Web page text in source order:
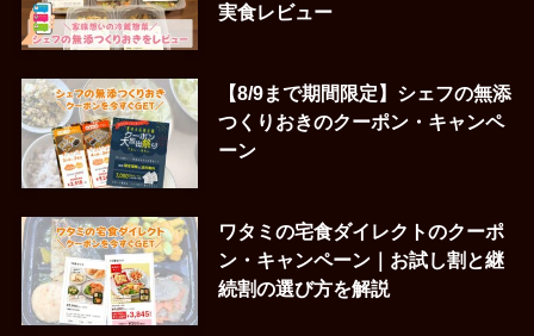
実食レビュー
【8/9まで期間限定】シェフの無添
つくりおきのクーポン・キャンペ
ーン
ワタミの宅食ダイレクトのクーポ
ン・キャンペーン｜お試し割と継
続割の選び方を解説